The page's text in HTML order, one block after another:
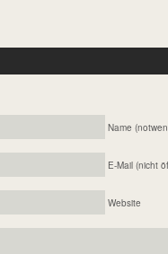
Name
E-Mail (nicht
Website